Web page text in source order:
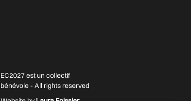
EC2027 est un collectif
bénévole - All rights reserved